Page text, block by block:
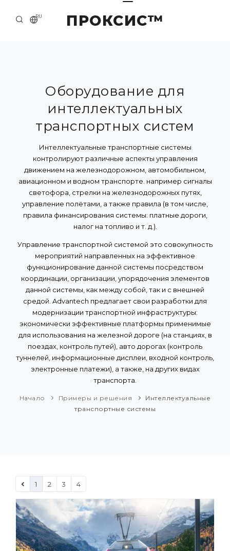
ПРОКСИС™
RU
О КОМПАНИИ
ПРИМЕРЫ И РЕШЕНИЯ
КАТАЛОГ ПРОДУКЦИИ
ПРЕСС-ЦЕНТР
Оборудование для
интеллектуальных
транспортных систем
Интеллектуальные транспортные системы
контролируют различные аспекты управления
движением на железнодорожном, автомобильном,
авиационном и водном транспорте. например сигналы
светофора, стрелки на железнодорожных путях,
управление полётами, а также правила (в том числе,
правила финансирования системы: платные дороги,
налог на топливо и т. д.).
Управление транспортной системой это совокупность
мероприятий направленных на эффективное
функционирование данной системы посредством
координации, организации, упорядочения элементов
данной системы, как между собой, так и с внешней
средой. Advantech предлагает свои разработки для
модернизации транспортной инфраструктуры:
экономически эффективные платформы применимые
для использования на железной дороге (на станциях, в
поездах, контроль путей), авто дорогах (контроль
туннелей, информационные дисплеи, входной контроль,
электронные платежи), а также, на других видах
транспорта.
Начало Примеры и решения
Интеллектуальные
транспортные системы
1 2 3 4